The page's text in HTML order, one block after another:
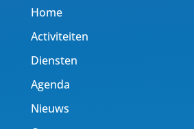
Home
Activiteiten
Diensten
Agenda
Nieuws